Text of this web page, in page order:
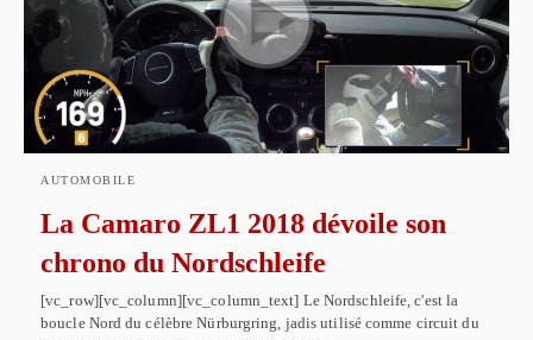
AUTOMOBILE
La Camaro ZL1 2018 dévoile son
chrono du Nordschleife
[vc_row][vc_column][vc_column_text] Le Nordschleife, c'est la
boucle Nord du célèbre Nürburgring, jadis utilisé comme circuit du